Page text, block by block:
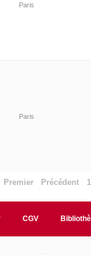
Paris
Paris
Premier Précédent 1
CGV